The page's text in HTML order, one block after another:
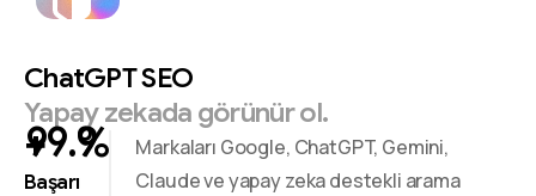
ChatGPTSEO
Yapayzekada görünürol.
+ %
Başarı
Markaları Google, ChatGPT, Gemini,
Claude ve yapay zeka destekli arama